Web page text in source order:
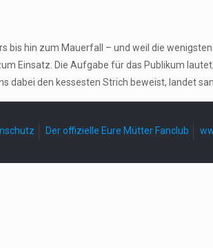
hin zum Mauerfall – und weil die wenigsten
Einsatz. Die Aufgabe für das Publikum
dabei den kessesten Strich beweist, landet
Der offizielle Eure Mütter Fanclub